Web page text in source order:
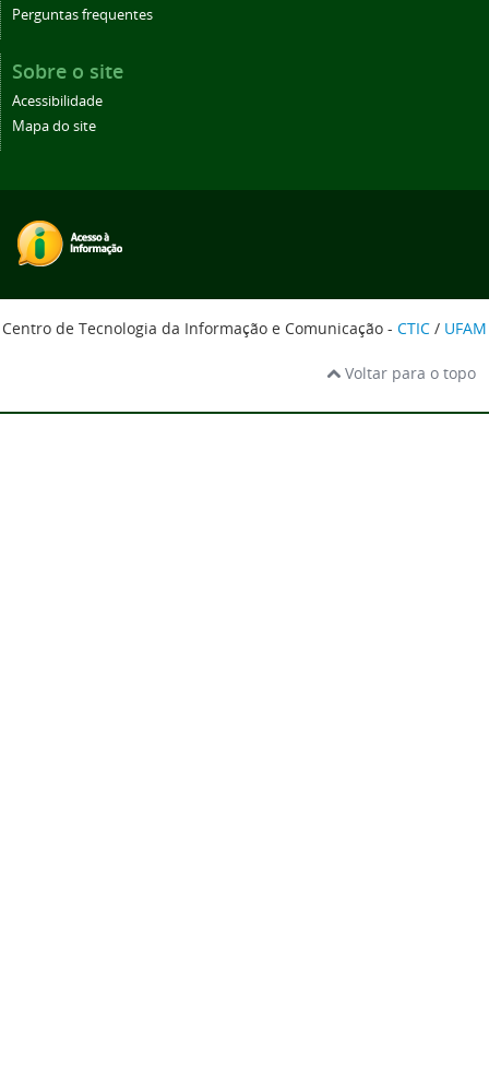
Perguntas frequentes
Sobre o site
Acessibilidade
Mapa do site
Centro de Tecnologia da Informação e Comunicação - CTIC / UFAM
Voltar para o topo